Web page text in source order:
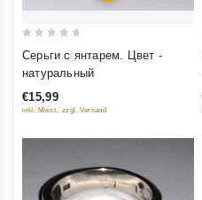
out
5
Серьги с янтарем. Цвет -
натуральный
€15,99
inkl. Mwst., zzgl. Versand